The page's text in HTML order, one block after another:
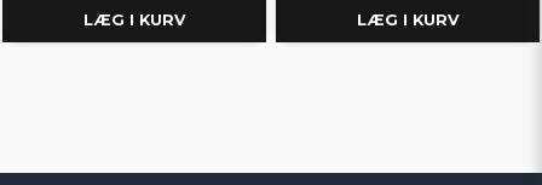
LÆG I KURV LÆG I KURV